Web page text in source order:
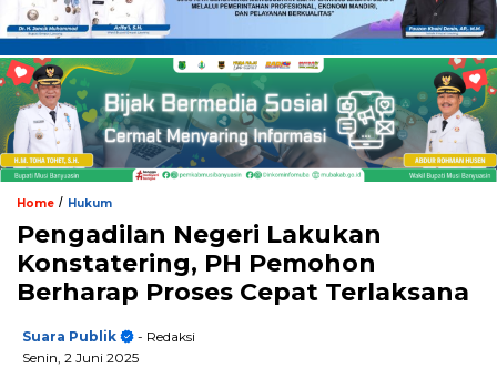
Home / Hukum
Pengadilan Negeri Lakukan
Konstatering, PH Pemohon
Berharap Proses Cepat Terlaksana
Suara Publik
- Redaksi
Senin, 2 Juni 2025